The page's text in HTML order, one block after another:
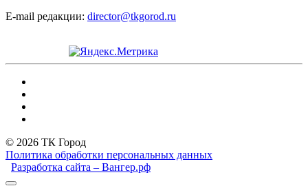
E-mail редакции: director@tkgorod.ru
© 2026 ТК Город
Политика обработки персональных данных
Разработка сайта – Вангер.рф